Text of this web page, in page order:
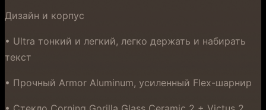
Дизайн и корпус
• Ultra тонкий и легкий, легко держать и набирать
текст
• Прочный Armor Aluminum, усиленный Flex-шарнир